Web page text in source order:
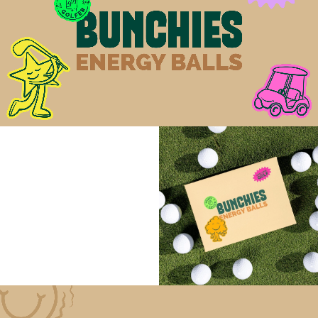
Esa creencia dio forma a nuestro lenguaje visual. En
una categoría dominada por paletas de colores
tenues y clichés asociados al alto rendimiento,
BUNCHIES aporta vitalidad y optimismo. Los
colores vivos, los personajes lúdicos inspirados en el
campo de golf y los gráficos expresivos inyectan
personalidad en cada punto de contacto con la
marca, reforzando una idea sencilla: jugar al golf
debe sentar bien. La experiencia está diseñada
para elevar el ánimo durante la ronda sin sacrificar
la credibilidad ni la seriedad del producto.
El logotipo reinterpreta el tradicional escudo del golf
bajo una óptica moderna, presentando el producto
sostenido por una mano enguantada. Este gesto
evoca sutilmente el signo de «todo va bien» (el
pulgar hacia arriba), un guiño discreto a la confianza
y a la sensación de plenitud en el campo,
manteniéndose al mismo tiempo inconfundiblemente